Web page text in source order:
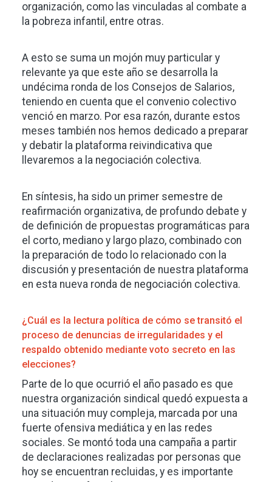
organización, como las vinculadas al combate a
la pobreza infantil, entre otras.
A esto se suma un mojón muy particular y
relevante ya que este año se desarrolla la
undécima ronda de los Consejos de Salarios,
teniendo en cuenta que el convenio colectivo
venció en marzo. Por esa razón, durante estos
meses también nos hemos dedicado a preparar
y debatir la plataforma reivindicativa que
llevaremos a la negociación colectiva.
En síntesis, ha sido un primer semestre de
reafirmación organizativa, de profundo debate y
de definición de propuestas programáticas para
el corto, mediano y largo plazo, combinado con
la preparación de todo lo relacionado con la
discusión y presentación de nuestra plataforma
en esta nueva ronda de negociación colectiva.
¿Cuál es la lectura política de cómo se transitó el
proceso de denuncias de irregularidades y el
respaldo obtenido mediante voto secreto en las
elecciones?
Parte de lo que ocurrió el año pasado es que
nuestra organización sindical quedó expuesta a
una situación muy compleja, marcada por una
fuerte ofensiva mediática y en las redes
sociales. Se montó toda una campaña a partir
de declaraciones realizadas por personas que
hoy se encuentran recluidas, y es importante